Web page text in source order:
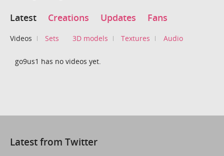
Latest Creations Updates Fans
Videos Sets 3D models Textures Audio
go9us1 has no videos yet.
Latest from Twitter